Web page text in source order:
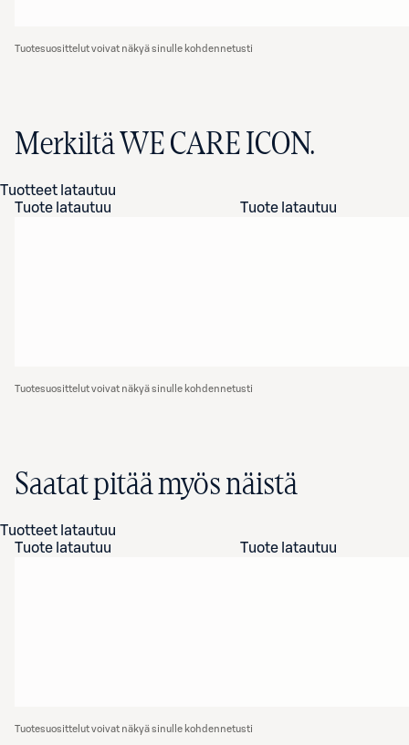
Tuotesuosittelut voivat näkyä sinulle kohdennetusti
Merkiltä WE CARE ICON.
Tuotteet latautuu
Tuote latautuu
Tuote latautuu
Tuotesuosittelut voivat näkyä sinulle kohdennetusti
Saatat pitää myös näistä
Tuotteet latautuu
Tuote latautuu
Tuote latautuu
Tuotesuosittelut voivat näkyä sinulle kohdennetusti